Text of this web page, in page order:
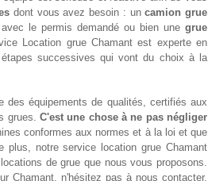
dont vous avez besoin : uncamion grue
le permis demandé ou bien une grue
Location grue Chamant est experte en
successives qui vont du choix à la
des équipements de qualités, certifiés aux
grues. C'est une chose à ne pas négliger
conformes aux normes et à la loi et que
notre service location grue Chamant
de grue que nous vous proposons.
Chamant, n'hésitez pas à nous contacter.